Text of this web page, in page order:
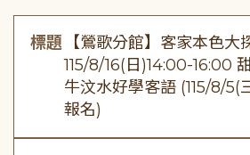
標題 【鶯歌分館】客家本色大
115/8/16(日)14:00-16:00
牛汶水好學客語 (115/8/5(
報名)